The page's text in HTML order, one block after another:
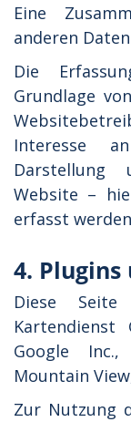
Eine
anderen
Die
Grundlage
Interesse
Website –
erfasst
4. Plugins
Diese
Google
Mountain
Zur Nutzung